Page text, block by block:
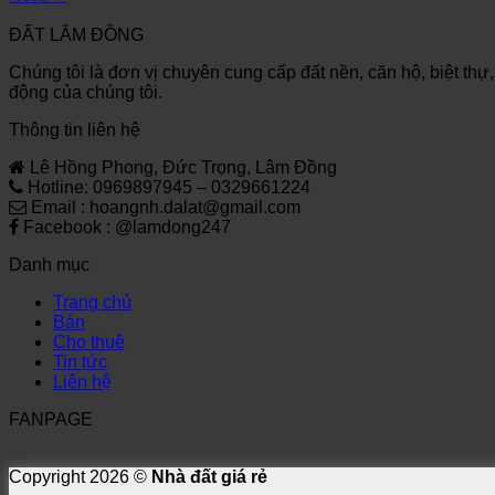
ĐẤT LÂM ĐỒNG
Chúng tôi là đơn vị chuyên cung cấp đất nền, căn hộ, biệt
động của chúng tôi.
Thông tin liên hệ
Lê Hồng Phong, Đức Trọng, Lâm Đồng
Hotline: 0969897945 – 0329661224
Email : hoangnh.dalat@gmail.com
Facebook : @lamdong247
Danh mục
Trang chủ
Bán
Cho thuê
Tin tức
Liên hệ
FANPAGE
Copyright 2026 © Nhà đất giá rẻ